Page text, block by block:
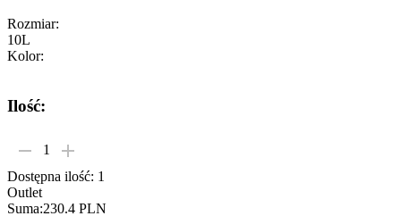
Rozmiar:
10L
Kolor:
Ilość:
1
Dostępna ilość: 1
Outlet
Suma:230.4 PLN